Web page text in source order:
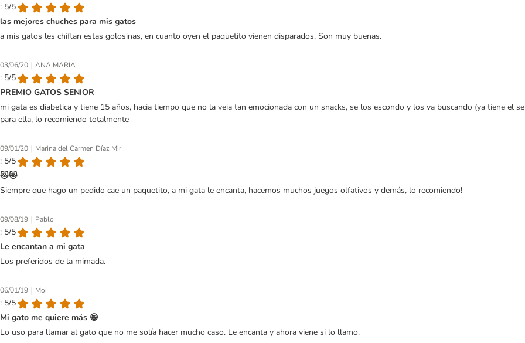
: 5/5
las mejores chuches para mis gatos
a mis gatos les chiflan estas golosinas, en cuanto oyen el paquetito vienen disparados. Son muy buenas.
03/06/20 | ANA MARIA
: 5/5
PREMIO GATOS SENIOR
mi gata es diabetica y tiene 15 años, hacia tiempo que no la veia tan emocionada con un snacks, se los escondo y los va buscando (ya tiene
para ella, lo recomiendo totalmente
09/01/20 | Marina del Carmen Díaz Mir
: 5/5
😻😻
Siempre que hago un pedido cae un paquetito, a mi gata le encanta, hacemos muchos juegos olfativos y demás, lo recomiendo!
09/08/19 | Pablo
: 5/5
Le encantan a mi gata
Los preferidos de la mimada.
06/01/19 | Moi
: 5/5
Mi gato me quiere más 😁
Lo uso para llamar al gato que no me solía hacer mucho caso. Le encanta y ahora viene si lo llamo.